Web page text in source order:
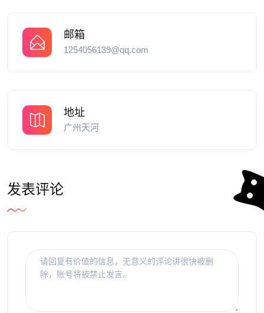
邮箱
1254056139@qq.com
地址
广州天河
发表评论